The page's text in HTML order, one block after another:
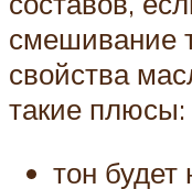
смешивание
свойства
такие плюсы:
тон будет